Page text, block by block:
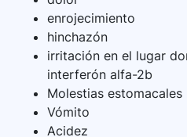
enrojecimiento
hinchazón
irritación en el lugar
interferón alfa-2b
Molestias estomacales
Vómito
Acidez